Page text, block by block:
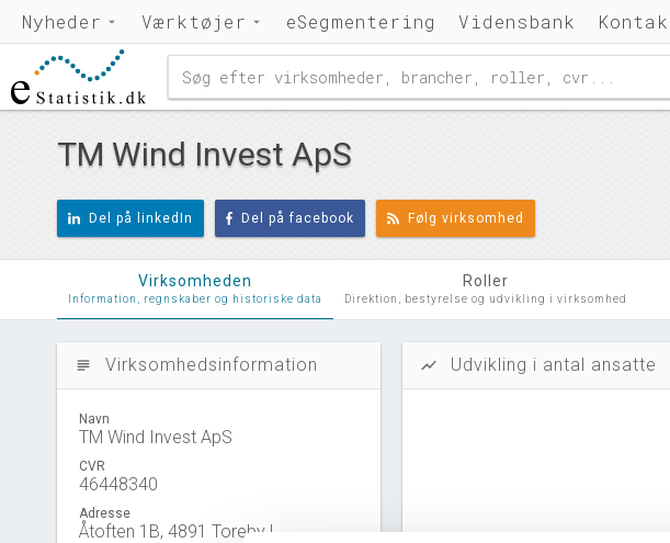
Nyheder Værktøjer eSegmentering Vidensbank
TM Wind Invest ApS
Del på linkedIn Del på facebook Følg virksomhed
Virksomheden
Information, regnskaber og historiske data
Roller
Direktion, bestyrelse og udvikling i virksomhed
subject Virksomhedsinformation
Navn
TM Wind Invest ApS
CVR
46448340
Adresse
Åtoften 1B, 4891 Toreby L
show_chart Udvikling i antal ansatte